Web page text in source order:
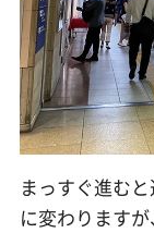
まっすぐ進む
に変わります